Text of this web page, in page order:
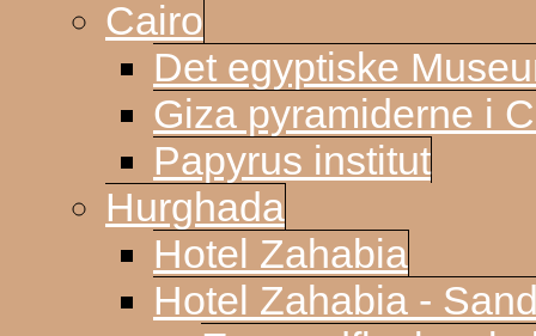
Cairo
Det egyptiske
Giza pyramiderne i
Papyrus institut
Hurghada
Hotel Zahabia
Hotel Zahabia -